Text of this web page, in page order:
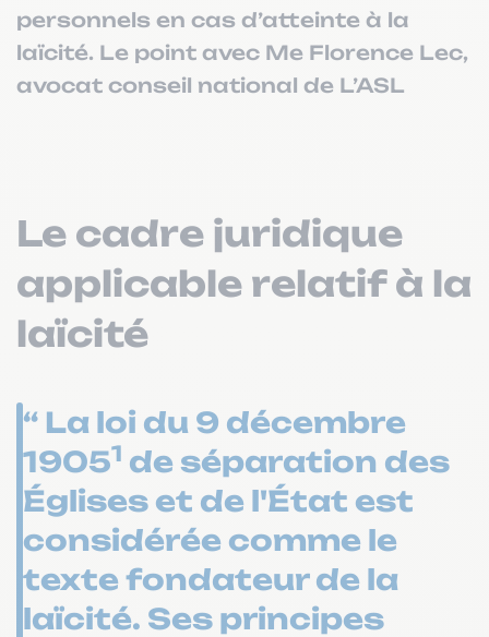
personnels en cas d’atteinte à la
laïcité. Le point avec Me Florence Lec,
avocat conseil national de L’ASL
Le cadre juridique
applicable relatif à la
laïcité
“ La loi du 9 décembre
19051 de séparation des
Églises et de l'État est
considérée comme le
texte fondateur de la
laïcité. Ses principes